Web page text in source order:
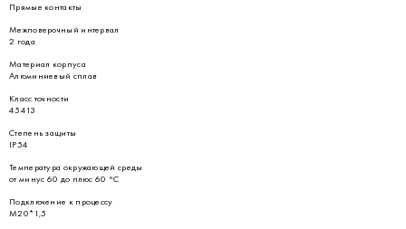
Прямые контакты
Межповерочный интервал
2 года
Материал корпуса
Алюминиевый сплав
Класс точности
45413
Степень защиты
IP54
Температура окружающей среды
от минус 60 до плюс 60 °С
Подключение к процессу
М20*1,5